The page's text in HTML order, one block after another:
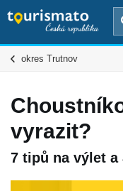
okres Trutnov
vyrazit?
7 tipů na výlet a